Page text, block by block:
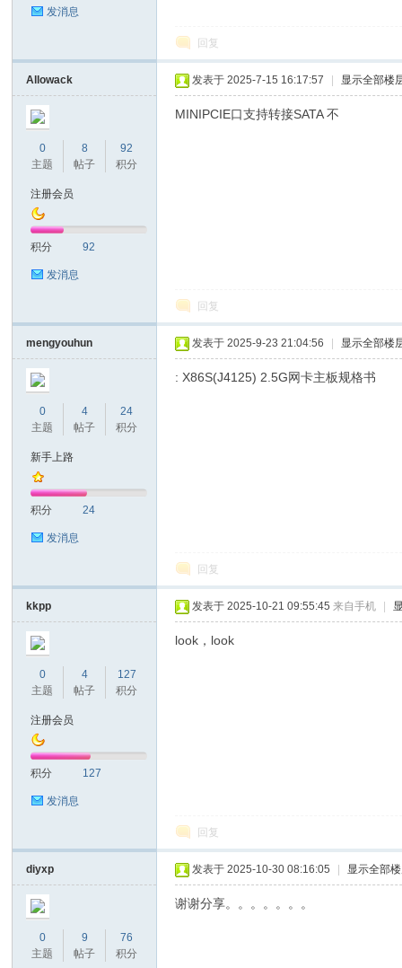
发消息
回复
Allowack
0
主题
8
帖子
92
积分
注册会员
积分 92
发消息
发表于 2025-7-15 16:17:57 显示全部楼
MINIPCIE口支持转接SATA 不
回复
mengyouhun
0
主题
4
帖子
24
积分
新手上路
积分 24
发消息
发表于 2025-9-23 21:04:56 显示全部楼
: X86S(J4125) 2.5G网卡主板规格书
回复
kkpp
0
主题
4
帖子
127
积分
注册会员
积分 127
发消息
发表于 2025-10-21 09:55:45 来自手机
look，look
回复
diyxp
0
主题
9
帖子
76
积分
发表于 2025-10-30 08:16:05 显示全部
谢谢分享。。。。。。。